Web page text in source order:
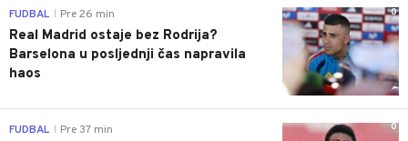
0
FUDBAL Pre 26 min
Real Madrid ostaje bez Rodrija?
Barselona u posljednji čas napravila
haos
0
FUDBAL Pre 37 min